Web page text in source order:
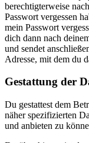
berechtigterweise
Passwort vergessen
mein Passwort
dich dann nach
und sendet
Adresse, mit dem du
Gestattung der
Du gestattest dem
näher spezifizierten
und anbieten zu